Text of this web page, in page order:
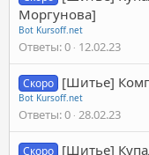
Моргунова]
Bot Kursoff.net
Ответы 0 12.02.23
Скоро [Шитье]
Bot Kursoff.net
Ответы 0 28.02.23
Скоро [Шитье]